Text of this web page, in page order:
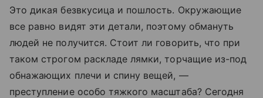
Это дикая безвкусица и пошлость. Окружающие
все равно видят эти детали, поэтому обмануть
людей не получится. Стоит ли говорить, что при
таком строгом раскладе лямки, торчащие из-под
обнажающих плечи и спину вещей, —
преступление особо тяжкого масштаба? Сегодня